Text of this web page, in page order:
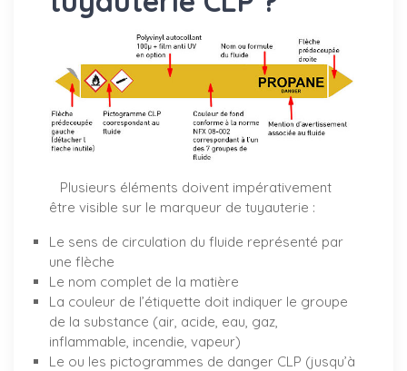
Plusieurs éléments doivent impérativement
être visible sur le marqueur de tuyauterie :
Le sens de circulation du fluide représenté par
une flèche
Le nom complet de la matière
La couleur de l’étiquette doit indiquer le groupe
de la substance (air, acide, eau, gaz,
inflammable, incendie, vapeur)
Le ou les pictogrammes de danger CLP (jusqu’à